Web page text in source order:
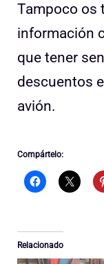
Tampoco os
información
que tener
descuentos
avión.
Compártelo:
Relacionado